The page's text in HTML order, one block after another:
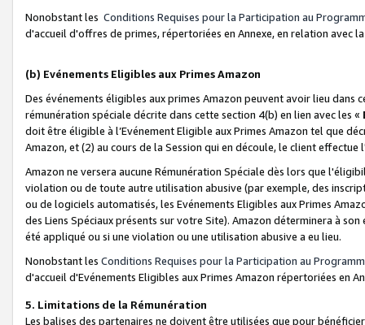
Nonobstant les Conditions Requises pour la Participation au
d'accueil d'offres de primes, répertoriées en Annexe, en relation avec
(b) Evénements Eligibles aux Primes Amazon
Des événements éligibles aux primes Amazon peuvent avoir lieu dans
rémunération spéciale décrite dans cette section 4(b) en lien avec les «
doit être éligible à l’Evénement Eligible aux Primes Amazon tel que
Amazon, et (2) au cours de la Session qui en découle, le client
Amazon ne versera aucune Rémunération Spéciale dès lors que
violation ou de toute autre utilisation abusive (par exemple, des
ou de logiciels automatisés, les Evénements Eligibles aux Primes
des Liens Spéciaux présents sur votre Site). Amazon déterminera à
été appliqué ou si une violation ou une utilisation abusive a eu lieu.
Nonobstant les Conditions Requises pour la Participation au
d'accueil d'Evénements Eligibles aux Primes Amazon répertoriées en
5. Limitations de la Rémunération
Les balises des partenaires ne doivent être utilisées que pour